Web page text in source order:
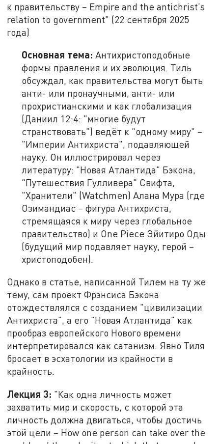
к правительству – Empire and the antichrist’s
relation to government" (22 сентября 2025
года)
Основная тема: Антихристоподобные
формы правления и их эволюция. Тиль
обсуждал, как правительства могут быть
анти- или пронаучными, анти- или
прохристианскими и как глобализация
(Даниил 12:4: "многие будут
странствовать") ведёт к "одному миру" –
"Империи Антихриста", подавляющей
науку. Он иллюстрировал через
литературу: "Новая Атлантида" Бэкона,
"Путешествия Гулливера" Свифта,
"Хранители" (Watchmen) Алана Мура (где
Озимандиас – фигура Антихриста,
стремящаяся к миру через глобальное
правительство) и One Piece Эйитиро Оды
(будущий мир подавляет науку, герой –
христоподобен).
Однако в статье, написанной Тилем на ту же
тему, сам проект Фрэнсиса Бэкона
отождествлялся с созданием "цивилизации
Антихриста", а его "Новая Атлантида" как
прообраз европейского Нового времени
интерпретировался как сатанизм. Явно Тиля
бросает в эсхатологии из крайности в
крайность.
Лекция 3: "Как одна личность может
захватить мир и скорость, с которой эта
личность должна двигаться, чтобы достичь
этой цели – How one person can take over the